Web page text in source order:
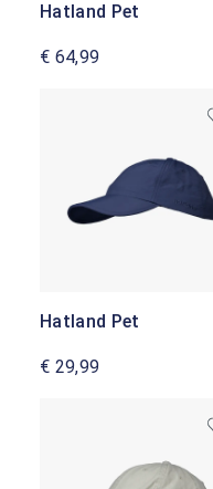
Hatland Pet
€ 64,99
Hatland Pet
€ 29,99